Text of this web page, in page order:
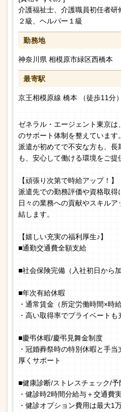
介護福祉士、介護職員初任者研
２級、ヘルパー１級
勤務地
神奈川県 相模原市緑区西橋本
最寄駅
京王相模原線 橋本 （徒歩11分）
ゼネラル・エージェント東京
のサポート体制を整えています。
派遣が初めてで不安な方も、
も、安心して働ける環境をご提
【頑張り次第で時給アップ！】
派遣先での勤務評価や資格取得
日々の業務への貢献やスキル
結します。
【嬉しい充実の福利厚生♪】
■通勤交通費全額支給
■社会保険完備（入社初日から加
■年次有給休暇
・通常賃金（所定労働時間×時
・高い取得率でプライベートも
■慶弔休暇/慶弔見舞金制度
・冠婚葬祭時の特別休暇と手
厚くサポート
■健康診断/ストレスチェック/予
・健診時2時間分給与＋交通費
・健診オプション費用は最大1